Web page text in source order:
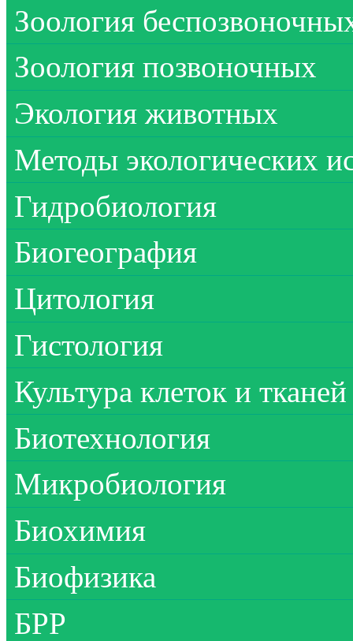
Зоология
Зоология позвоночных
Экология животных
Методы экологических
Гидробиология
Биогеография
Цитология
Гистология
Культура клеток и тканей
Биотехнология
Микробиология
Биохимия
Биофизика
БРР